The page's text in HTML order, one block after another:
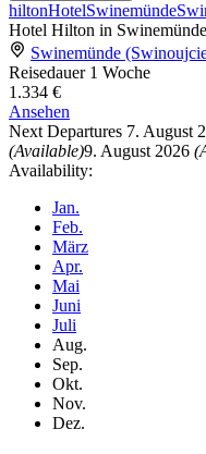
hiltonHotelSwinemünde
Hotel Hilton in
Swinemünde
Reisedauer 1 Woche
1.334 €
Ansehen
Next Departures 7. August
(Available)9. August 2026
Availability:
Jan.
Feb.
März
Apr.
Mai
Juni
Juli
Aug.
Sep.
Okt.
Nov.
Dez.